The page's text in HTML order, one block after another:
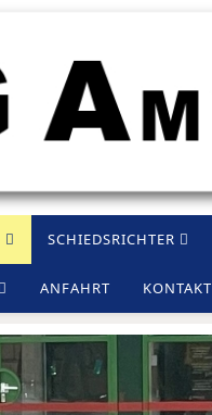
SCHIEDSRICHTER
ANFAHRT KONTAKT